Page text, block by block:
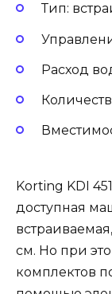
Тип:
Расход
Korting KDI
доступная
см. Но при
комплектов